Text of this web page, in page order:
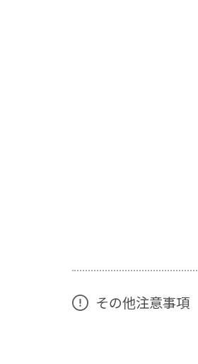
その他注意事項